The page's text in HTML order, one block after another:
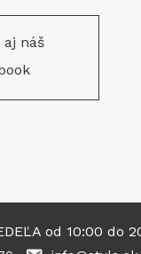
aj náš
od 10:00 do